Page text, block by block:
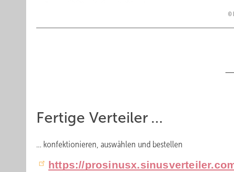
Fertige Verteiler ...
… konfektionieren, auswählen und bestellen
https://